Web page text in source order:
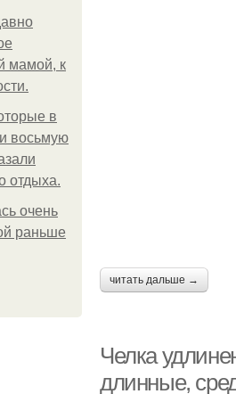
мамой, к
в
восьмую
отдыха.
очень
раньше
читать дальше →
Челка
длинные,